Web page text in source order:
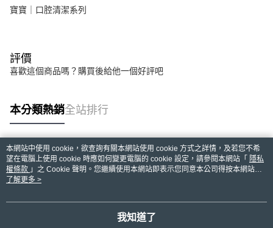
寶寶｜口腔清潔系列
評價
喜歡這個商品嗎？購買後給他一個好評吧
本分類熱銷全站排行
熱門標籤
本網站中使用 cookie，欲查詢有關本網站使用 cookie 方式之詳情，及若您不希
望在電腦上使用 cookie 時應如何變更電腦的 cookie 設定，請參閱本網站「 隱私
權條款 」之 Cookie 聲明。您繼續使用本網站即表示您同意本公司得按本網站使
用條款之 Cookie 聲明使用 cookie。
了解更多 >
我知道了